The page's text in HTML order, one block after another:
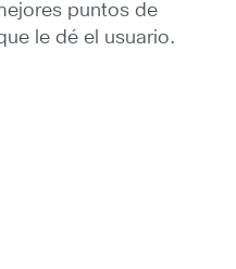
puntos de
le dé el usuario.